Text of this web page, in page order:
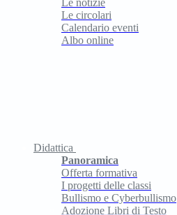
Le notizie
Le circolari
Calendario eventi
Albo online
Didattica
Panoramica
Offerta formativa
I progetti delle classi
Bullismo e Cyberbullismo
Adozione Libri di Testo